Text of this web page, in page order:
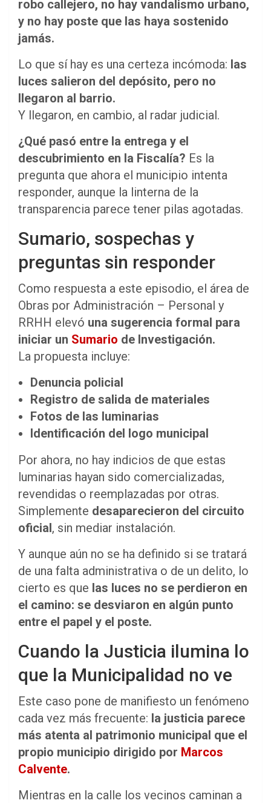
robo callejero, no hay vandalismo urbano,
y no hay poste que las haya sostenido
jamás.
Lo que sí hay es una certeza incómoda: las
luces salieron del depósito, pero no
llegaron al barrio.
Y llegaron, en cambio, al radar judicial.
¿Qué pasó entre la entrega y el
descubrimiento en la Fiscalía? Es la
pregunta que ahora el municipio intenta
responder, aunque la linterna de la
transparencia parece tener pilas agotadas.
Sumario, sospechas y
preguntas sin responder
Como respuesta a este episodio, el área de
Obras por Administración – Personal y
RRHH elevó una sugerencia formal para
iniciar un Sumario de Investigación.
La propuesta incluye:
Denuncia policial
Registro de salida de materiales
Fotos de las luminarias
Identificación del logo municipal
Por ahora, no hay indicios de que estas
luminarias hayan sido comercializadas,
revendidas o reemplazadas por otras.
Simplemente desaparecieron del circuito
oficial, sin mediar instalación.
Y aunque aún no se ha definido si se tratará
de una falta administrativa o de un delito, lo
cierto es que las luces no se perdieron en
el camino: se desviaron en algún punto
entre el papel y el poste.
Cuando la Justicia ilumina lo
que la Municipalidad no ve
Este caso pone de manifiesto un fenómeno
cada vez más frecuente: la justicia parece
más atenta al patrimonio municipal que el
propio municipio dirigido por Marcos
Calvente.
Mientras en la calle los vecinos caminan a